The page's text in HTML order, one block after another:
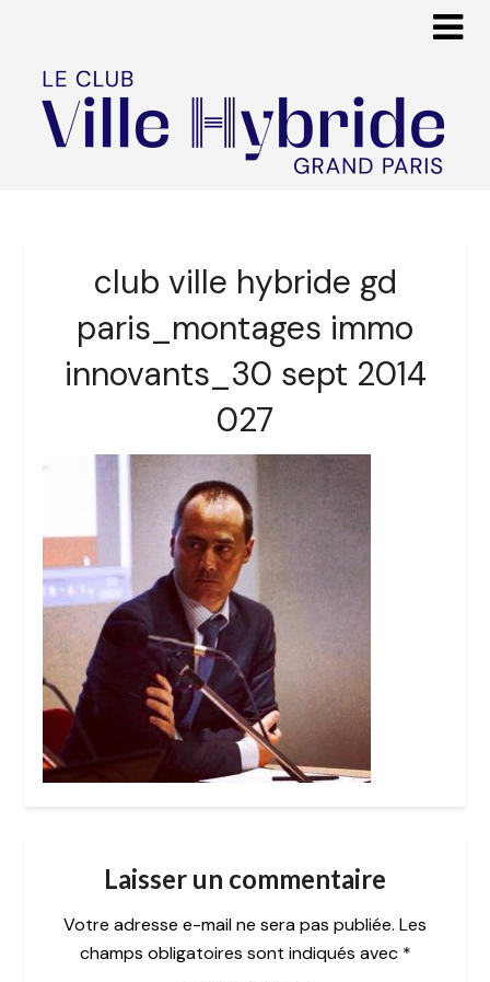
club ville hybride gd
paris_montages immo
innovants_30 sept 2014
027
Laisser un commentaire
Votre adresse e-mail ne sera pas publiée. Les
champs obligatoires sont indiqués avec *